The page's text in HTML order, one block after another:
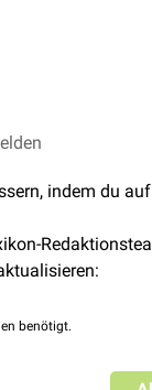
haben, gibt es
am 26.3.2021
gamma-lyase
,
, abgerufen
indem du auf
benötigt.